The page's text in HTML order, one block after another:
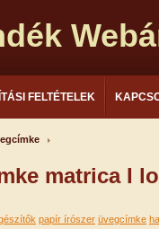
FELTÉTELEK
matrica I
papír írószer üvegcímke